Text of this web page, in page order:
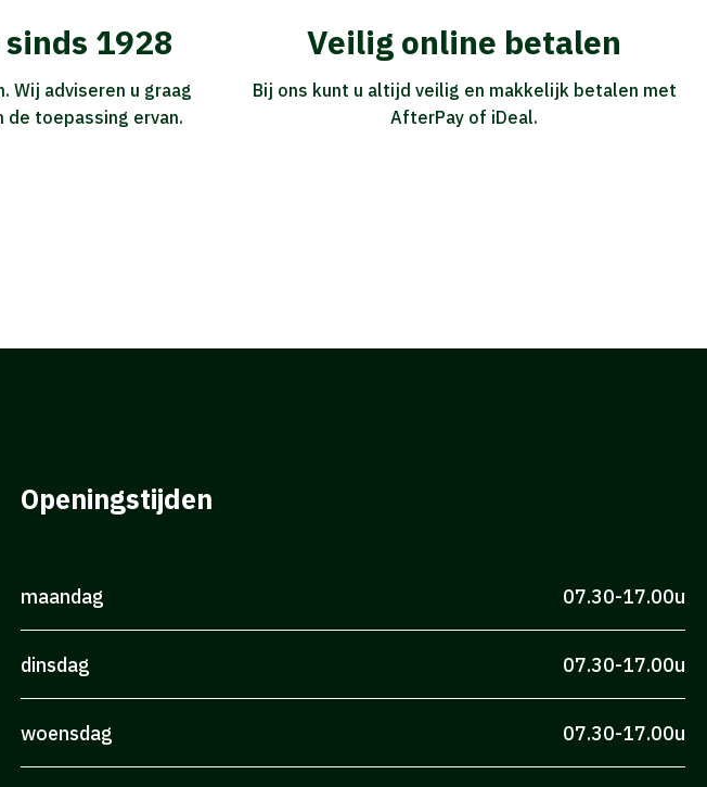
1928
Wij adviseren u graag
toepassing ervan.
Veilig online betalen
Bij ons kunt u altijd veilig en makkelijk betalen met
AfterPay of iDeal.
Openingstijden
maandag 07.30-17.00u
dinsdag 07.30-17.00u
woensdag 07.30-17.00u